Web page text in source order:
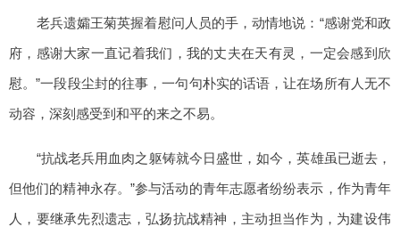
老兵遗孀王菊英握着慰问人员的手，动情地说：“感谢党和政
府，感谢大家一直记着我们，我的丈夫在天有灵，一定会感到欣
慰。”一段段尘封的往事，一句句朴实的话语，让在场所有人无不
动容，深刻感受到和平的来之不易。
“抗战老兵用血肉之躯铸就今日盛世，如今，英雄虽已逝去，
但他们的精神永存。”参与活动的青年志愿者纷纷表示，作为青年
人，要继承先烈遗志，弘扬抗战精神，主动担当作为，为建设伟